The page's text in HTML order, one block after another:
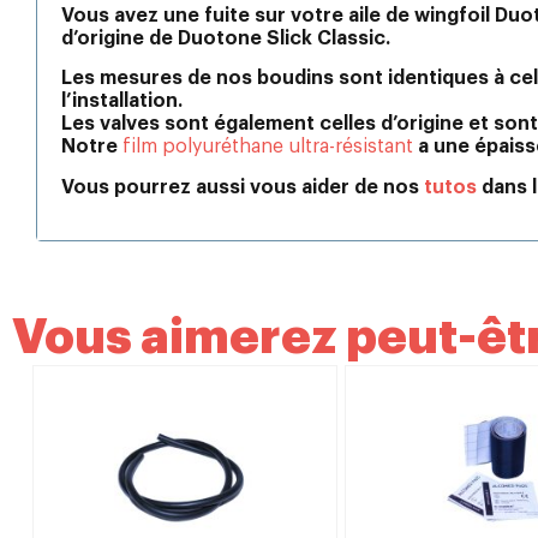
Vous avez une fuite sur votre aile de wingfoil
d’origine de Duotone Slick Classic.
Les mesures de nos boudins sont identiques à
l’installation.
Les valves sont également celles d’origine et
Notre film polyuréthane ultra-résistant a une
Vous pourrez aussi vous aider de nos tutos dans
Vous aimerez peut-